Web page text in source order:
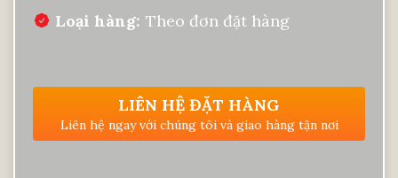
Loại hàng Theo đơn đặt hàng
LIÊN HỆ ĐẶT HÀNG
Liên hệ ngay với chúng tôi và giao hàng tận nơi